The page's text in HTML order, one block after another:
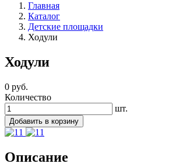
Главная
Каталог
Детские площадки
Ходули
Ходули
0 руб.
Количество
шт.
Добавить в корзину
Описание